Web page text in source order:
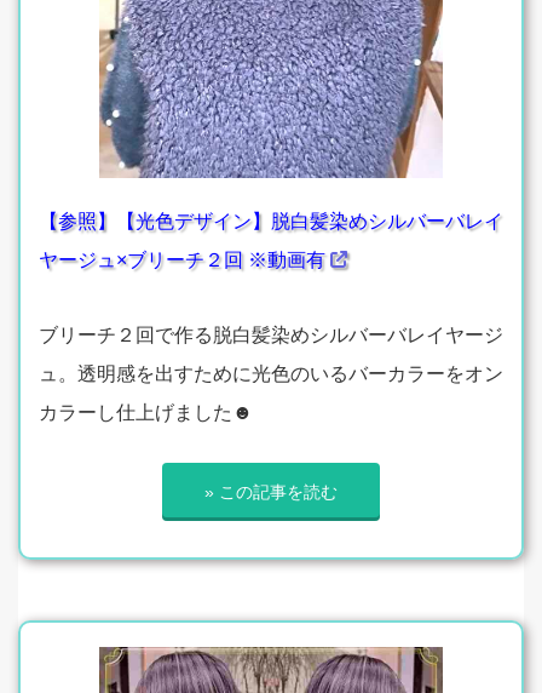
【参照】【光色デザイン】脱白髪染めシルバーバレイ
ヤージュ×ブリーチ２回 ※動画有
ブリーチ２回で作る脱白髪染めシルバーバレイヤージ
ュ。透明感を出すために光色のいるバーカラーをオン
カラーし仕上げました☻
» この記事を読む